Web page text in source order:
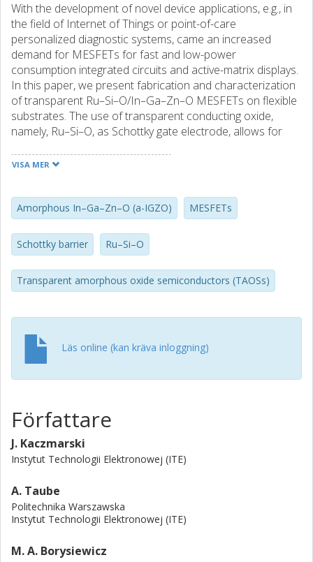
With the development of novel device applications, e.g., in
the field of Internet of Things or point-of-care
personalized diagnostic systems, came an increased
demand for MESFETs for fast and low-power
consumption integrated circuits and active-matrix displays.
In this paper, we present fabrication and characterization
of transparent Ru–Si–O/In–Ga–Zn–O MESFETs on flexible
substrates. The use of transparent conducting oxide,
namely, Ru–Si–O, as Schottky gate electrode, allows for
utilization of such low-temperature substrates as
transistors providing on-current up to 2 mA, while the
highest on-to-off current ratio equals 2 × 105, with off-
current below 1 nA, carrier mobility in the channel exceeds
9 cm2·V−1·s−1, and subthreshold swing is below 250
mV·decade−1
VISA MER
Amorphous In–Ga–Zn–O (a-IGZO) MESFETs
Schottky barrier Ru–Si–O
Transparent amorphous oxide semiconductors (TAOSs)
Läs online (kan kräva inloggning)
Författare
J. Kaczmarski
Instytut Technologii Elektronowej (ITE)
A. Taube
Politechnika Warszawska
Instytut Technologii Elektronowej (ITE)
M. A. Borysiewicz